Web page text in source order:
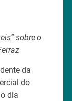
sobre o
da
do
dia